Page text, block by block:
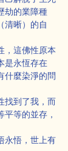
劫的業障種
清晰）的自
，這佛性原本
是永恆存在
什麼染淨的問
找到了我，而
等的並存，
永悟，世上有